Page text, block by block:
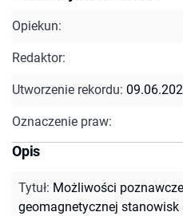
Opiekun:
Redaktor:
Utworzenie rekordu:
Oznaczenie praw:
Opis
Tytuł: Możliwości
geomagnetycznej